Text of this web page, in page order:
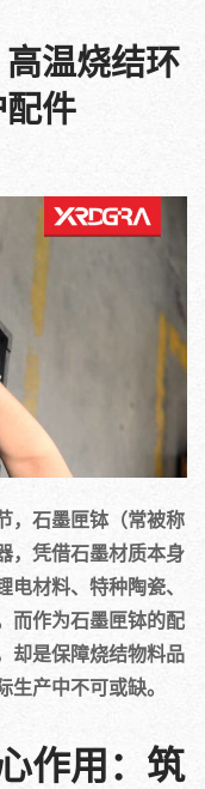
温烧结环
配件
，石墨匣钵（常被称
，凭借石墨材质本身
材料、特种陶瓷、
而作为石墨匣钵的配
却是保障烧结物料品
产中不可或缺。
作用：筑